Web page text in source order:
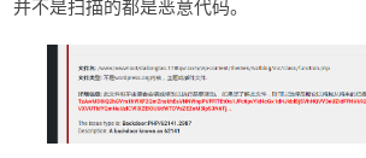
并不是扫描的都是恶意代码。